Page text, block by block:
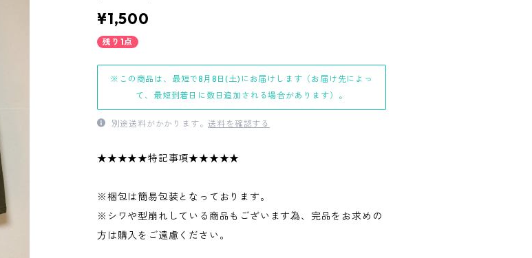
¥1,500
残り1点
※この商品は、最短で8月8日(土)にお届けします（お届け先によっ
て、最短到着日に数日追加される場合があります）。
別途送料がかかります。送料を確認する
★★★★★特記事項★★★★★
※梱包は簡易包装となっております。
※シワや型崩れしている商品もございます為、完品をお求めの
方は購入をご遠慮ください。